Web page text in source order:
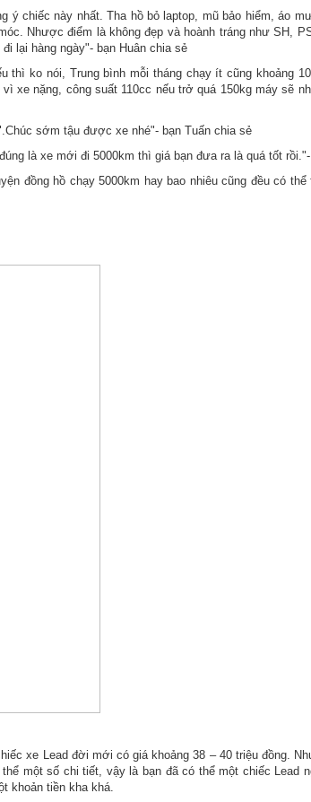
chiếc này nhất. Tha hồ bỏ laptop, mũ bảo hiểm, áo
Nhược điểm là không đẹp và hoành tráng như SH,
lại hàng ngày"- bạn Huân chia sẻ
ko nói, Trung bình mỗi tháng chạy ít cũng khoảng
nặng, công suất 110cc nếu trở quá 150kg máy sẽ
sớm tậu được xe nhé"- bạn Tuấn chia sẻ
là xe mới đi 5000km thì giá bạn đưa ra là quá tốt
đồng hồ chạy 5000km hay bao nhiêu cũng đều có
xe Lead đời mới có giá khoảng 38 – 40 triệu đồng.
một số chi tiết, vậy là bạn đã có thể một chiếc Lead
khoản tiền kha khá.